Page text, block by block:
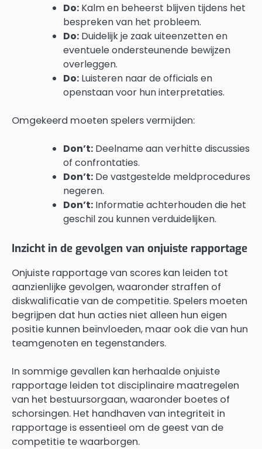
Do: Kalm en beheerst blijven tijdens het
bespreken van het probleem.
Do: Duidelijk je zaak uiteenzetten en
eventuele ondersteunende bewijzen
overleggen.
Do: Luisteren naar de officials en
openstaan voor hun interpretaties.
Omgekeerd moeten spelers vermijden:
Don’t: Deelname aan verhitte discussies
of confrontaties.
Don’t: De vastgestelde meldprocedures
negeren.
Don’t: Informatie achterhouden die het
geschil zou kunnen verduidelijken.
Inzicht in de gevolgen van onjuiste rapportage
Onjuiste rapportage van scores kan leiden tot
aanzienlijke gevolgen, waaronder straffen of
diskwalificatie van de competitie. Spelers moeten
begrijpen dat hun acties niet alleen hun eigen
positie kunnen beïnvloeden, maar ook die van hun
teamgenoten en tegenstanders.
In sommige gevallen kan herhaalde onjuiste
rapportage leiden tot disciplinaire maatregelen
van het bestuursorgaan, waaronder boetes of
schorsingen. Het handhaven van integriteit in
rapportage is essentieel om de geest van de
competitie te waarborgen.